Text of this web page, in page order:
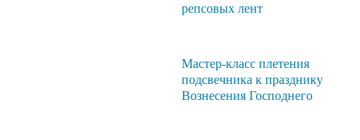
репсовых лент
Мастер-класс плетения
подсвечника к празднику
Вознесения Господнего